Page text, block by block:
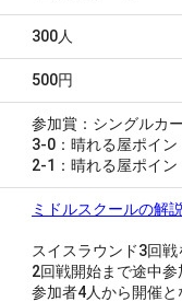
300人
500円
参加賞：シングルカ
3-0：晴れる屋ポイン
2-1：晴れる屋ポイン
ミドルスクールの解
スイスラウンド3回戦
2回戦開始まで途中
参加者4人から開催と